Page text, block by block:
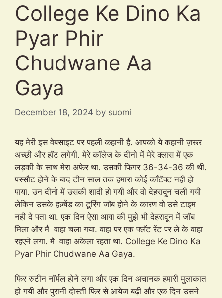
College Ke Dino Ka
Pyar Phir
Chudwane Aa
Gaya
December 18, 2024 by suomi
यह मेरी इस वेबसाइट पर पहली कहानी है. आपको ये कहानी ज़रूर
अच्छी और हॉट लगेगी. मेरे कॉलेज के दीनो में मेरे क्लास में एक
लड़की के साथ मेरा अफेर था. उसकी फिगर 36-34-36 की थी.
पस्सौट होने के बाद टीन साल तक हमारा कोई कॉंटॅक्ट नही हो
पाया. उन दीनो में उसकी शादी हो गयी और वो देहरादून चली गयी
लेकिन उसके हज़्बेंड का टूरिंग जॉब होने के कारण वो उसे टाइम
नही दे पता था. एक दिन ऐसा आया की मुझे भी देहरादून में जॉब
मिला और मै वाहा चला गया. वाहा पर एक फ्लॅट रेंट पर ले के वाहा
रहएने लगा. मै वाहा अकेला रहता था. College Ke Dino Ka
Pyar Phir Chudwane Aa Gaya.
फिर रुटीन नॉर्मल होने लगा और एक दिन अचानक हमारी मुलाकात
हो गयी और पुरानी दोस्ती फिर से आयेज बढ़ी और एक दिन उसने